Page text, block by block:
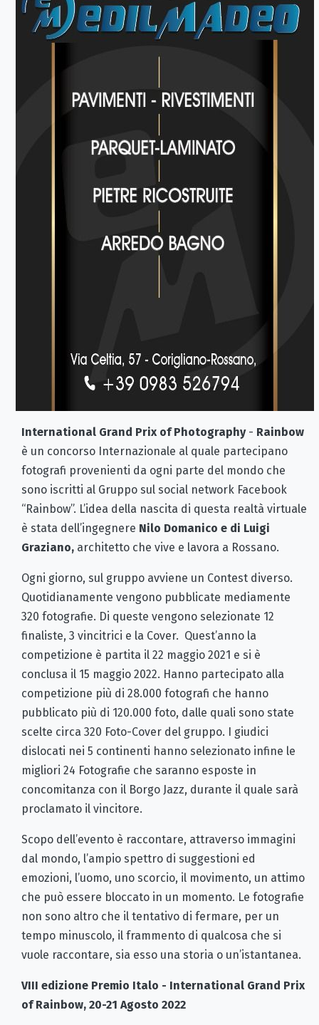
International Grand Prix of Photography- Rainbow
è un concorso Internazionale al quale partecipano
fotografi provenienti da ogni parte del mondo che
sono iscritti al Gruppo sul social network Facebook
“Rainbow”. L’idea della nascita di questa realtà virtuale
è stata dell’ingegnere Nilo Domanico e di Luigi
Graziano, architetto che vive e lavora a Rossano.
Ogni giorno, sul gruppo avviene un Contest diverso.
Quotidianamente vengono pubblicate mediamente
320 fotografie. Di queste vengono selezionate 12
finaliste, 3 vincitrici e la Cover. Quest’anno la
competizione è partita il 22 maggio 2021 e si è
conclusa il 15 maggio 2022. Hanno partecipato alla
competizione più di 28.000 fotografi che hanno
pubblicato più di 120.000 foto, dalle quali sono state
scelte circa 320 Foto-Cover del gruppo. I giudici
dislocati nei 5 continenti hanno selezionato infine le
migliori 24 Fotografie che saranno esposte in
concomitanza con il Borgo Jazz, durante il quale sarà
proclamato il vincitore.
Scopo dell’evento è raccontare, attraverso immagini
dal mondo, l’ampio spettro di suggestioni ed
emozioni, l’uomo, uno scorcio, il movimento, un attimo
che può essere bloccato in un momento. Le fotografie
non sono altro che il tentativo di fermare, per un
tempo minuscolo, il frammento di qualcosa che si
vuole raccontare, sia esso una storia o un’istantanea.
VIII edizione Premio Italo - International Grand Prix
of Rainbow, 20-21 Agosto 2022